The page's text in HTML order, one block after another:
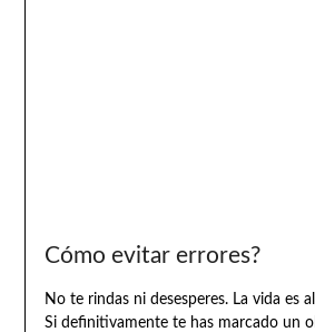
Cómo evitar errores?
No te rindas ni desesperes. La vida es
Si definitivamente te has marcado un